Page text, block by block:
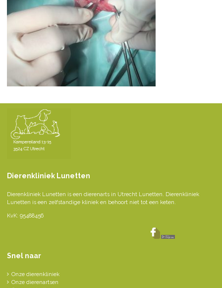
Dierenkliniek Lunetten
Dierenkliniek Lunetten is een dierenarts in Utrecht Lunetten. Dierenkliniek
Lunetten is een zelfstandige kliniek en behoort niet tot een keten.
KvK: 95488456
Snel naar
Onze dierenkliniek
Onze dierenartsen